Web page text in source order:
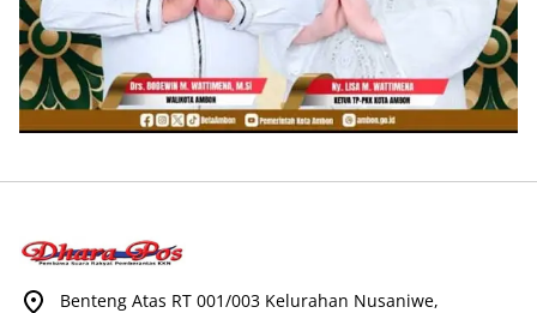
Benteng Atas RT 001/003 Kelurahan Nusaniwe,